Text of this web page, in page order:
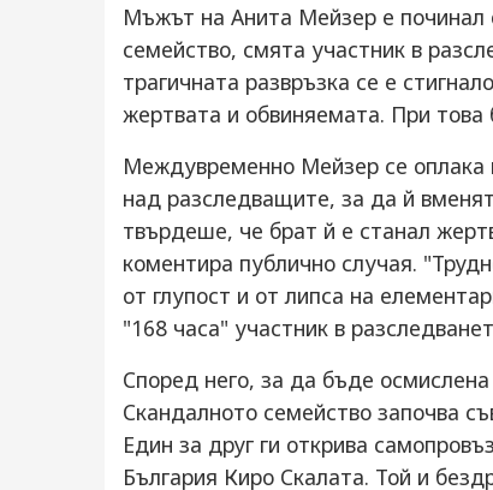
Мъжът на Анита Мейзер е починал
семейство, смята участник в
трагичната развръзка се е
жертвата и обвиняемата. При това
Междувременно Мейзер се оплака
над разследващите, за да й
твърдеше, че брат й е станал
коментира публично случая.
от глупост и от липса на
"168 часа" участник в
Според него, за да бъде
Скандалното семейство започва
Един за друг ги открива
България Киро Скалата. Той и